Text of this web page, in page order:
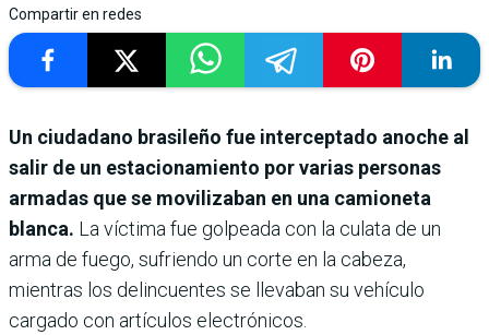
Compartir en redes
Un ciudadano brasileño fue interceptado anoche al
salir de un estacionamiento por varias personas
armadas que se movilizaban en una camioneta
blanca. La víctima fue golpeada con la culata de un
arma de fuego, sufriendo un corte en la cabeza,
mientras los delincuentes se llevaban su vehículo
cargado con artículos electrónicos.